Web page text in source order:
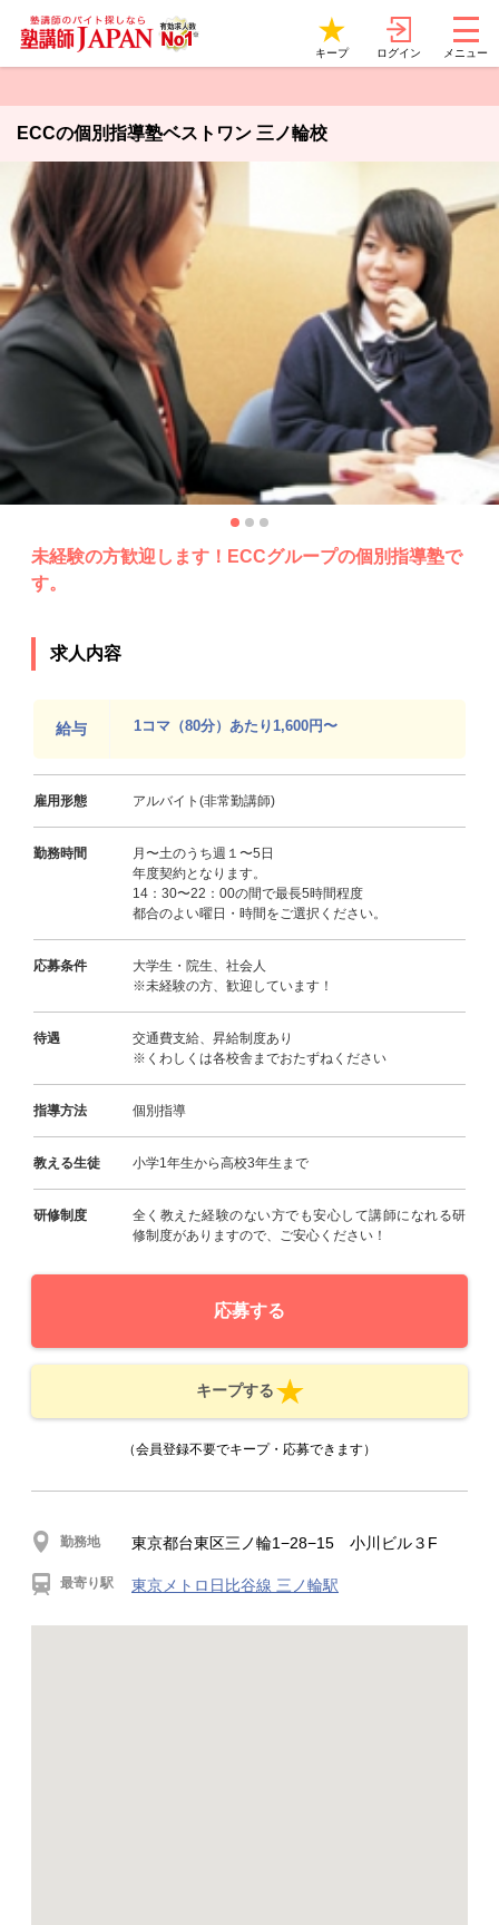
キープ ログイン メニュー
ECCの個別指導塾ベストワン 三ノ輪校
未経験の方歓迎します！ECCグループの個別指導塾で
す。
求人内容
給与 1コマ（80分）あたり1,600円〜
雇用形態 アルバイト(非常勤講師)
勤務時間
月〜土のうち週１〜5日
年度契約となります。
14：30〜22：00の間で最長5時間程度
都合のよい曜日・時間をご選択ください。
応募条件
大学生・院生、社会人
※未経験の方、歓迎しています！
待遇
交通費支給、昇給制度あり
※くわしくは各校舎までおたずねください
指導方法 個別指導
教える生徒 小学1年生から高校3年生まで
研修制度
全く教えた経験のない方でも安心して講師になれる研
修制度がありますので、ご安心ください！
応募する
キープする
（会員登録不要でキープ・応募できます）
勤務地 東京都台東区三ノ輪1−28−15 小川ビル３F
最寄り駅 東京メトロ日比谷線 三ノ輪駅